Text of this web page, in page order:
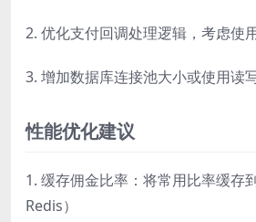
2. 优化支付回调处理逻辑，考虑使
3. 增加数据库连接池大小或使用读
性能优化建议
1. 缓存佣金比率：将常用比率缓存
Redis）